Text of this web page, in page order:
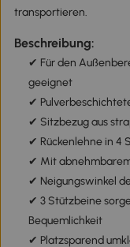
transportieren.
Beschreibung:
✔ Für den
geeignet
✔
✔ Sitzbezug aus
✔ Rückenlehne in 4
✔ Mit
✔ Neigungswinkel
✔ 3 Stützbeine
Bequemlichkeit
✔ Platzsparend